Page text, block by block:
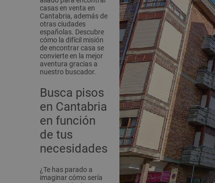
casas en venta en
Cantabria, además de
otras ciudades
españolas. Descubre
cómo la difícil misión
de encontrar casa se
convierte en la mejor
aventura gracias a
nuestro buscador.
Busca pisos
en Cantabria
en función
de tus
necesidades
¿Te has parado a
imaginar cómo sería